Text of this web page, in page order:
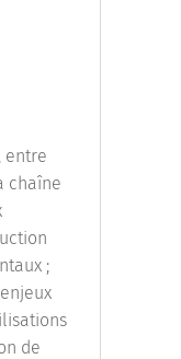
entre
chaîne
;
de